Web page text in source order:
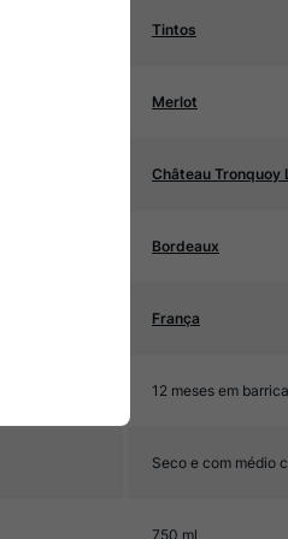
Tintos
Merlot
Château Tronquoy
Bordeaux
França
12 meses em
Seco e com médio
750 ml